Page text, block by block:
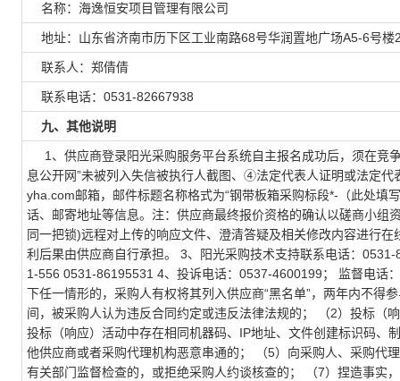
名称：海逸恒安项目管理有限公司
地址：山东省济南市历下区工业南路68号华润置地广场A5-6号楼
联系人：郑倩倩
联系电话：0531-82667938
九、其他说明
1、供应商登录阳光采购服务平台系统自主报名成功后，须在
息公开网”未被列入失信被执行人截图、④法定代表人证明或法定
yha.com邮箱，邮件标题名称格式为“钢带板箱采购标段*-（此处填
话、邮寄地址等信息。注：供应商最终报价资格的确认以磋商小
同一把锁)远程对上传的响应文件、澄清答疑及相关修改内容进行
利后果由供应商自行承担。 3、阳光采购技术支持联系电话：
1-556 0531-86195531 4、投诉电话：0537-4600199； 监督电话
下任一情形的，采购人有权将其列入供应商“黑名单”，两年内不得
间，被采购人认为违反合同约定或违反法律法规的； （2）投标（
投标（响应）活动中存在相同机器码、IP地址、文件创建标识码、
他供应商或者采购代理机构恶意串通的； （5）向采购人、采购代
有关部门监督检查的，或拒绝采购人约谈核查的； （7）捏造事实